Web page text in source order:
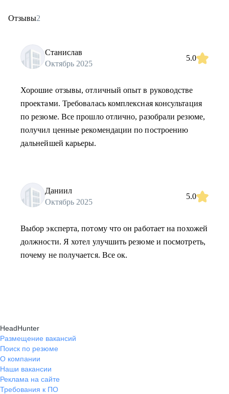
Отзывы2
Станислав
Октябрь 2025
5.0
Хорошие отзывы, отличный опыт в руководстве
проектами. Требовалась комплексная консультация
по резюме. Все прошло отлично, разобрали резюме,
получил ценные рекомендации по построению
дальнейшей карьеры.
Даниил
Октябрь 2025
5.0
Выбор эксперта, потому что он работает на похожей
должности. Я хотел улучшить резюме и посмотреть,
почему не получается. Все ок.
HeadHunter
Размещение вакансий
Поиск по резюме
О компании
Наши вакансии
Реклама на сайте
Требования к ПО